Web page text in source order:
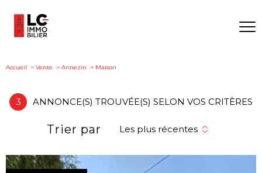
Accueil Vente Annezin Maison
3 ANNONCE(S) TROUVÉE(S) SELON VOS CRITÈRES
Trier par Les plus récentes